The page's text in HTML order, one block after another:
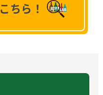
ちら！